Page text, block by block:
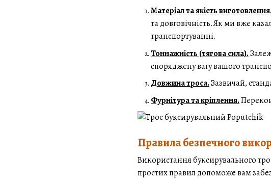
Матеріал та якість виготовлення.
та довговічність.Як ми вже
транспортуванні.
Тоннажність (тягова сила).
споряджену вагу вашого
Довжина троса.Зазвичай,
Фурнітура та кріплення.
Правила безпечного
Використання буксирувального
простих правил допоможе вам